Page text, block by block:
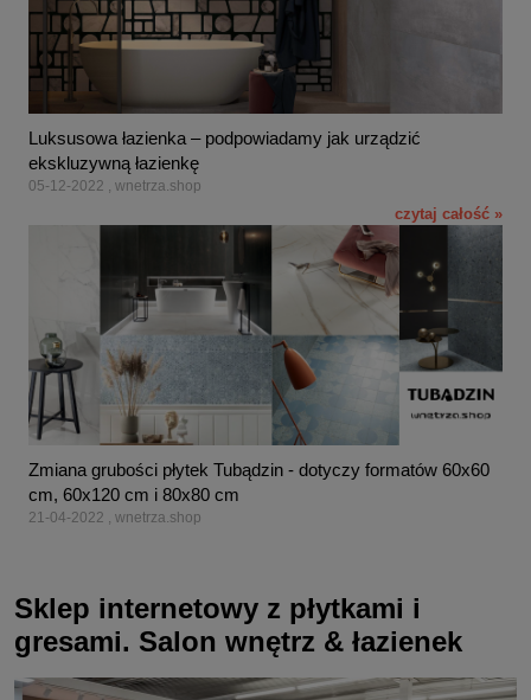
Luksusowa łazienka – podpowiadamy jak urządzić
ekskluzywną łazienkę
05-12-2022 , wnetrza.shop
czytaj całość »
Zmiana grubości płytek Tubądzin - dotyczy formatów 60x60
cm, 60x120 cm i 80x80 cm
21-04-2022 , wnetrza.shop
Sklep internetowy z płytkami i
gresami. Salon wnętrz & łazienek